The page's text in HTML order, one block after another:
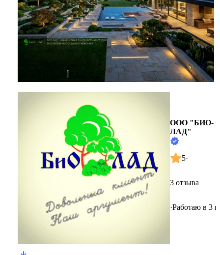
ООО "БИО-
ЛАД"
5·
3 отзыва
·Работаю в 3